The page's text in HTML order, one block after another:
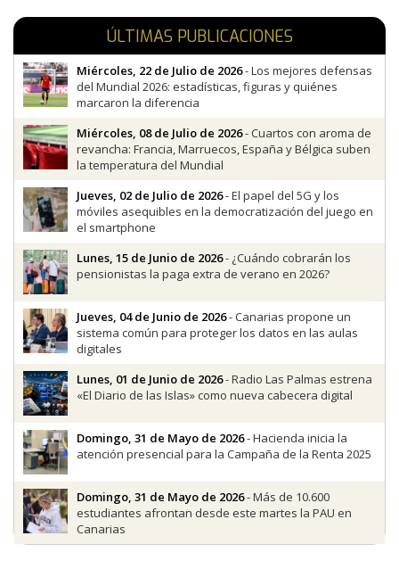
ÚLTIMAS PUBLICACIONES
Miércoles, 22 de Julio de 2026- Los mejores defensas
del Mundial 2026: estadísticas, figuras y quiénes
marcaron la diferencia
Miércoles, 08 de Julio de 2026- Cuartos con aroma de
revancha: Francia, Marruecos, España y Bélgica suben
la temperatura del Mundial
Jueves, 02 de Julio de 2026- El papel del 5G y los
móviles asequibles en la democratización del juego en
el smartphone
Lunes, 15 de Junio de 2026- ¿Cuándo cobrarán los
pensionistas la paga extra de verano en 2026?
Jueves, 04 de Junio de 2026- Canarias propone un
sistema común para proteger los datos en las aulas
digitales
Lunes, 01 de Junio de 2026- Radio Las Palmas estrena
«El Diario de las Islas» como nueva cabecera digital
Domingo, 31 de Mayo de 2026- Hacienda inicia la
atención presencial para la Campaña de la Renta 2025
Domingo, 31 de Mayo de 2026- Más de 10.600
estudiantes afrontan desde este martes la PAU en
Canarias